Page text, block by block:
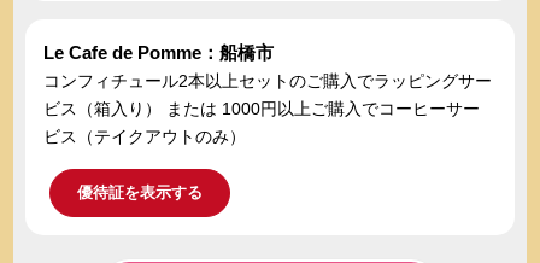
Le Cafe de Pomme：船橋市
コンフィチュール2本以上セットのご購入でラッピングサー
ビス（箱入り） または 1000円以上ご購入でコーヒーサー
ビス（テイクアウトのみ）
優待証を表示する